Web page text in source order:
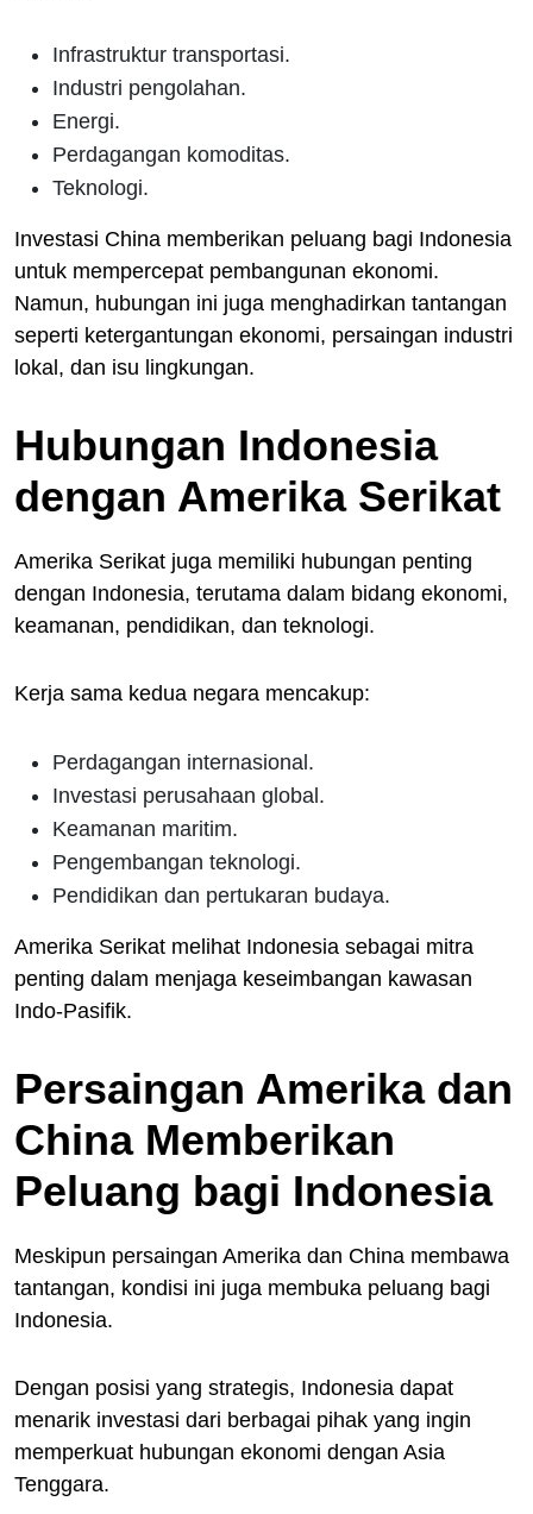
Infrastruktur transportasi.
Industri pengolahan.
Energi.
Perdagangan komoditas.
Teknologi.
Investasi China memberikan peluang bagi Indonesia
untuk mempercepat pembangunan ekonomi.
Namun, hubungan ini juga menghadirkan tantangan
seperti ketergantungan ekonomi, persaingan industri
lokal, dan isu lingkungan.
Hubungan Indonesia
dengan Amerika Serikat
Amerika Serikat juga memiliki hubungan penting
dengan Indonesia, terutama dalam bidang ekonomi,
keamanan, pendidikan, dan teknologi.
Kerja sama kedua negara mencakup:
Perdagangan internasional.
Investasi perusahaan global.
Keamanan maritim.
Pengembangan teknologi.
Pendidikan dan pertukaran budaya.
Amerika Serikat melihat Indonesia sebagai mitra
penting dalam menjaga keseimbangan kawasan
Indo-Pasifik.
Persaingan Amerika dan
China Memberikan
Peluang bagi Indonesia
Meskipun persaingan Amerika dan China membawa
tantangan, kondisi ini juga membuka peluang bagi
Indonesia.
Dengan posisi yang strategis, Indonesia dapat
menarik investasi dari berbagai pihak yang ingin
memperkuat hubungan ekonomi dengan Asia
Tenggara.